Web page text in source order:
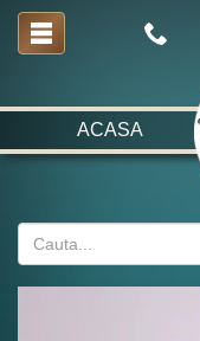
ACASA